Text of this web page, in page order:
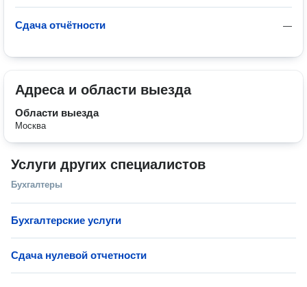
—
Сдача отчётности
Адреса и области выезда
Области выезда
Москва
Услуги других специалистов
Бухгалтеры
Бухгалтерские услуги
Сдача нулевой отчетности